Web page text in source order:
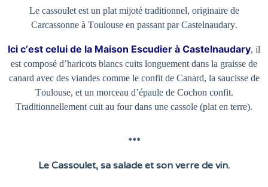
Le cassoulet est un plat mijoté traditionnel, originaire de
Carcassonne à Toulouse en passant par Castelnaudary.
Ici c’est celui de la Maison Escudier à Castelnaudary, il
est composé d’haricots blancs cuits longuement dans la graisse de
canard avec des viandes comme le confit de Canard, la saucisse de
Toulouse, et un morceau d’épaule de Cochon confit.
Traditionnellement cuit au four dans une cassole (plat en terre).
***
Le Cassoulet, sa salade et son verre de vin.